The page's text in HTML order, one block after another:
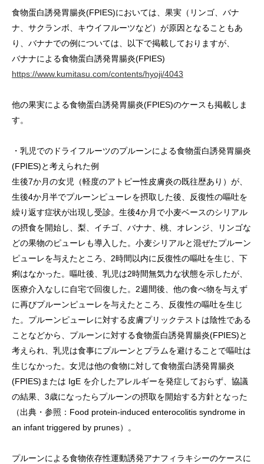
食物蛋白誘発胃腸炎(FPIES)においては、果実（リンゴ、バナ
ナ、サクランボ、キウイフルーツなど）が原因となることもあ
り、バナナでの例については、以下で掲載しておりますが、
バナナによる食物蛋白誘発胃腸炎(FPIES)
https://www.kumitasu.com/contents/hyoji/4043
他の果実による食物蛋白誘発胃腸炎(FPIES)のケースも掲載しま
す。
・乳児でのドライフルーツのプルーンによる食物蛋白誘発胃腸炎
(FPIES)と考えられた例
生後7か月の女児（軽度のアトピー性皮膚炎の既往歴あり）が、
生後4か月半でプルーンピューレを摂取した後、反復性の嘔吐を
繰り返す症状が出現し受診。生後4か月で小麦ベースのシリアル
の摂食を開始し、梨、イチゴ、バナナ、桃、オレンジ、リンゴな
どの果物のピューレも導入した。小麦シリアルと混ぜたプルーン
ピューレを与えたところ、2時間以内に反復性の嘔吐を生じ、下
痢はなかった。嘔吐後、乳児は2時間無気力な状態を示したが、
医療介入なしに自宅で回復した。2週間後、他の食べ物を与えず
に再びプルーンピューレを与えたところ、反復性の嘔吐を生じ
た。プルーンピューレに対する皮膚プリックテストは陰性である
ことなどから、プルーンに対する食物蛋白誘発胃腸炎(FPIES)と
考えられ、乳児は食事にプルーンとプラムを避けることで嘔吐は
生じなかった。女児は他の食物に対して食物蛋白誘発胃腸炎
(FPIES)または IgE を介したアレルギーを発症しておらず、協議
の結果、3歳になったらプルーンの摂取を開始する方針となった
（出典・参照：Food protein-induced enterocolitis syndrome in
an infant triggered by prunes）。
プルーンによる食物依存性運動誘発アナフィラキシーのケースに